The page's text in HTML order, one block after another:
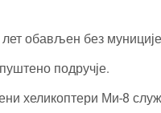
обављен без
подручје.
хеликоптери Ми-8